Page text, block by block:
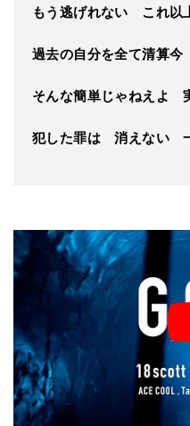
もう逃げれない これ
過去の自分を全て清算
そんな簡単じゃねえよ
犯した罪は 消えない